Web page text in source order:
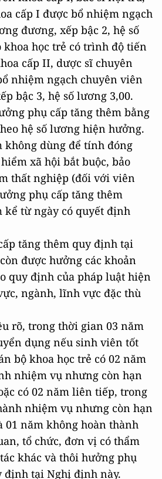
cấp I được bổ nhiệm ngạch
đương, xếp bậc 2, hệ số
khoa học trẻ có trình độ tiến
cấp II, dược sĩ chuyên
nhiệm ngạch chuyên viên
bậc 3, hệ số lương 3,00.
phụ cấp tăng thêm bằng
hệ số lương hiện hưởng.
không dùng để tính đóng
xã hội bắt buộc, bảo
thất nghiệp (đối với viên
phụ cấp tăng thêm
kể từ ngày có quyết định
tăng thêm quy định tại
được hưởng các khoản
quy định của pháp luật hiện
ngành, lĩnh vực đặc thù
rõ, trong thời gian 03 năm
dụng nếu sinh viên tốt
bộ khoa học trẻ có 02 năm
nhiệm vụ nhưng còn hạn
có 02 năm liên tiếp, trong
nhiệm vụ nhưng còn hạn
01 năm không hoàn thành
tổ chức, đơn vị có thẩm
khác và thôi hưởng phụ
định tại Nghị định này.